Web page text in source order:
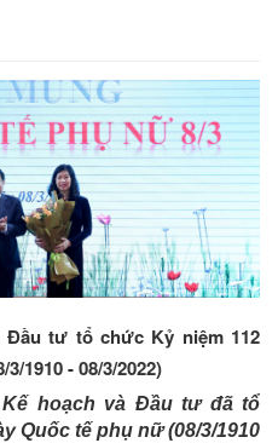
Đầu tư tổ chức Kỷ niệm 112
1910 - 08/3/2022)
Kế hoạch và Đầu tư đã tổ
Quốc tế phụ nữ (08/3/1910